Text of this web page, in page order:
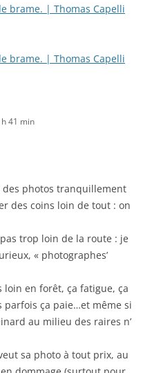
brame. | Thomas Capelli
brame. | Thomas Capelli
41 min
des photos tranquillement
des coins loin de tout : on
trop loin de la route : je
« photographes’
loin en forêt, ça fatigue, ça
parfois ça paie…et même si
au milieu des raires n’
sa photo à tout prix, au